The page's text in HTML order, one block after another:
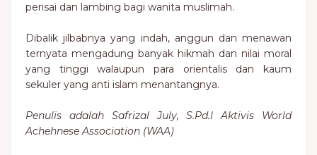
perisai dan lambing bagi wanita muslimah.
Dibalik jilbabnya yang indah, anggun dan menawan
ternyata mengadung banyak hikmah dan nilai moral
yang tinggi walaupun para orientalis dan kaum
sekuler yang anti islam menantangnya.
Penulis adalah Safrizal July, S.Pd.I Aktivis World
Achehnese Association (WAA)